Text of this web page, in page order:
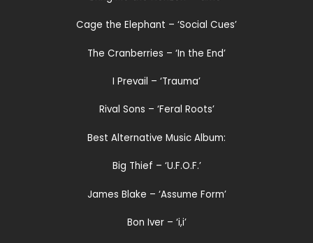
Cage the Elephant – ‘Social Cues’
The Cranberries – ‘In the End’
I Prevail – ‘Trauma’
Rival Sons – ‘Feral Roots’
Best Alternative Music Album:
Big Thief – ‘U.F.O.F.’
James Blake – ‘Assume Form’
Bon Iver – ‘i,i’